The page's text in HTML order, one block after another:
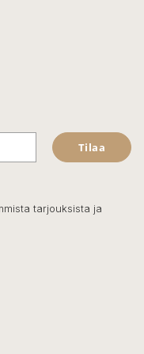
Tilaa
tarjouksista ja